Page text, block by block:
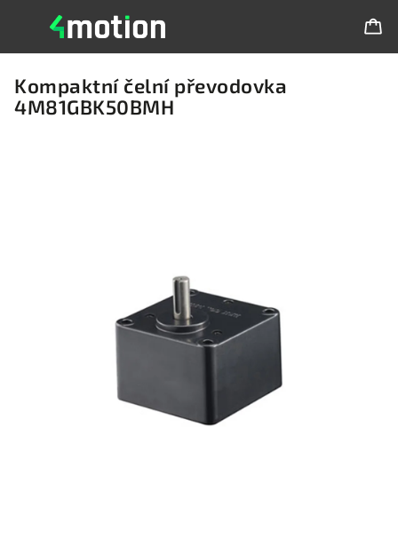
Kompaktní čelní převodovka
4M81GBK50BMH